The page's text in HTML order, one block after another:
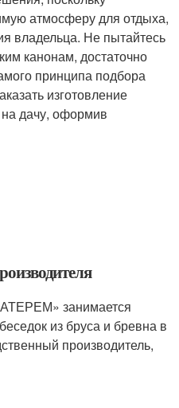
атмосферу для отдыха,
владельца. Не пытайтесь
канонам, достаточно
принципа подбора
изготовление
на дачу, оформив
занимается
из бруса и бревна в
производитель,